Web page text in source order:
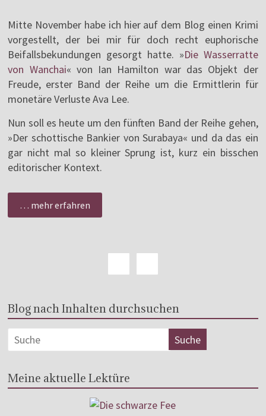
Mitte November habe ich hier auf dem Blog einen Krimi
vorgestellt, der bei mir für doch recht euphorische
Beifallsbekundungen gesorgt hatte. »Die Wasserratte
von Wanchai« von Ian Hamilton war das Objekt der
Freude, erster Band der Reihe um die Ermittlerin für
monetäre Verluste Ava Lee.
Nun soll es heute um den fünften Band der Reihe gehen,
»Der schottische Bankier von Surabaya« und da das ein
gar nicht mal so kleiner Sprung ist, kurz ein bisschen
editorischer Kontext.
… mehr erfahren
Blog nach Inhalten durchsuchen
Meine aktuelle Lektüre